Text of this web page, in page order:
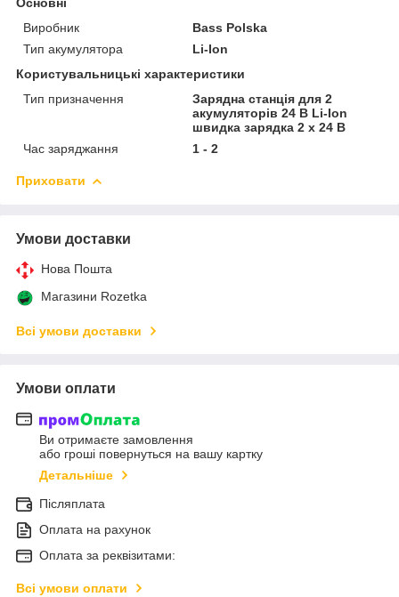
Виробник
Bass Polska
Тип акумулятора
Li-Ion
Користувальницькі характеристики
Тип призначення
Зарядна станція для 2
акумуляторів 24 В Li-Ion
швидка зарядка 2 x 24 В
Час заряджання
1 - 2
Приховати
Умови доставки
Нова Пошта
Магазини Rozetka
Всі умови доставки
Умови оплати
Ви отримаєте замовлення
або гроші повернуться на вашу картку
Детальніше
Післяплата
Оплата на рахунок
Оплата за реквізитами:
Всі умови оплати